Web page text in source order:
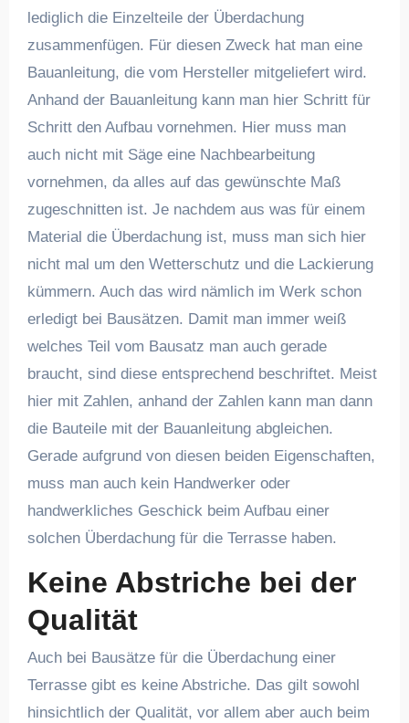
lediglich die Einzelteile der Überdachung
zusammenfügen. Für diesen Zweck hat man eine
Bauanleitung, die vom Hersteller mitgeliefert wird.
Anhand der Bauanleitung kann man hier Schritt für
Schritt den Aufbau vornehmen. Hier muss man
auch nicht mit Säge eine Nachbearbeitung
vornehmen, da alles auf das gewünschte Maß
zugeschnitten ist. Je nachdem aus was für einem
Material die Überdachung ist, muss man sich hier
nicht mal um den Wetterschutz und die Lackierung
kümmern. Auch das wird nämlich im Werk schon
erledigt bei Bausätzen. Damit man immer weiß
welches Teil vom Bausatz man auch gerade
braucht, sind diese entsprechend beschriftet. Meist
hier mit Zahlen, anhand der Zahlen kann man dann
die Bauteile mit der Bauanleitung abgleichen.
Gerade aufgrund von diesen beiden Eigenschaften,
muss man auch kein Handwerker oder
handwerkliches Geschick beim Aufbau einer
solchen Überdachung für die Terrasse haben.
Keine Abstriche bei der
Qualität
Auch bei Bausätze für die Überdachung einer
Terrasse gibt es keine Abstriche. Das gilt sowohl
hinsichtlich der Qualität, vor allem aber auch beim